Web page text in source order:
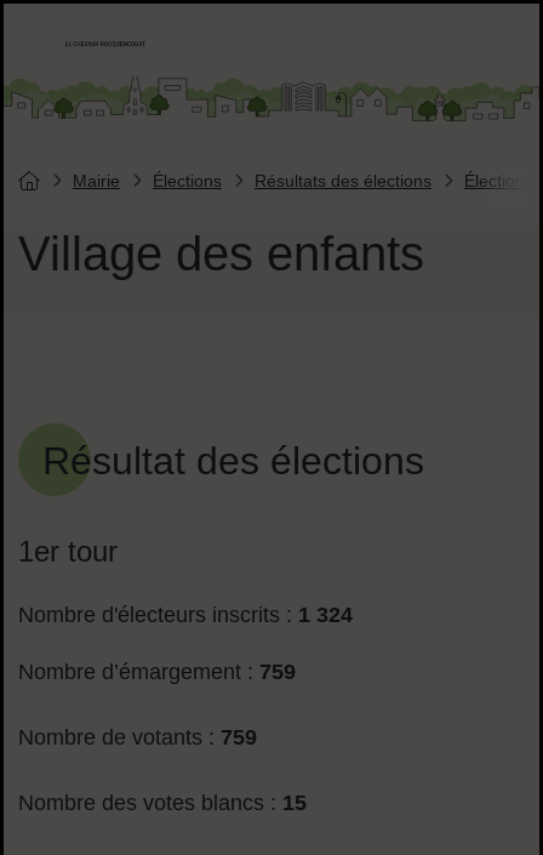
Liens réseaux sociaux
Village des enfants
Vous êtes ici :
Page d'accueil du site
Mairie Élections Résultats des élections Élections
Résultat des élections
1er tour
Nombre d'électeurs inscrits : 1 324
Nombre d’émargement : 759
Nombre de votants : 759
Nombre des votes blancs : 15